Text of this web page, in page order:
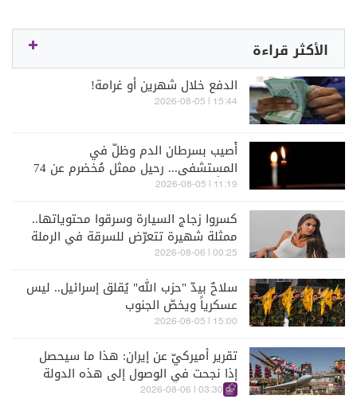
الأكثر قراءة
الدفع خلال شهرين أو غرامة!
15:44 | 2026-08-05
أُصيب بسرطان الدم وظلّ في
المستشفى... رحيل ممثل مُخضرم عن 74
عاماً
11:19 | 2026-08-05
كسروا زجاج السيارة وسرقوا محتوياتها..
ممثلة شهيرة تتعرّض للسرقة في الرملة
البيضاء (فيديو)
00:25 | 2026-08-06
سلاحٌ بيدّ "حزب الله" يُقلق إسرائيل.. ليس
عسكرياً ويخصّ الجنوب
15:00 | 2026-08-05
تقرير أميركيّ عن إيران: هذا ما سيحصل
إذا نجحت في الوصول إلى هذه الدولة
الآسيويّة
03:30 | 2026-08-06